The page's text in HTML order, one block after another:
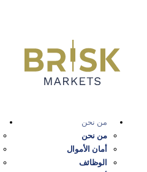
من نحن
من نحن
أمان الأموال
الوظائف